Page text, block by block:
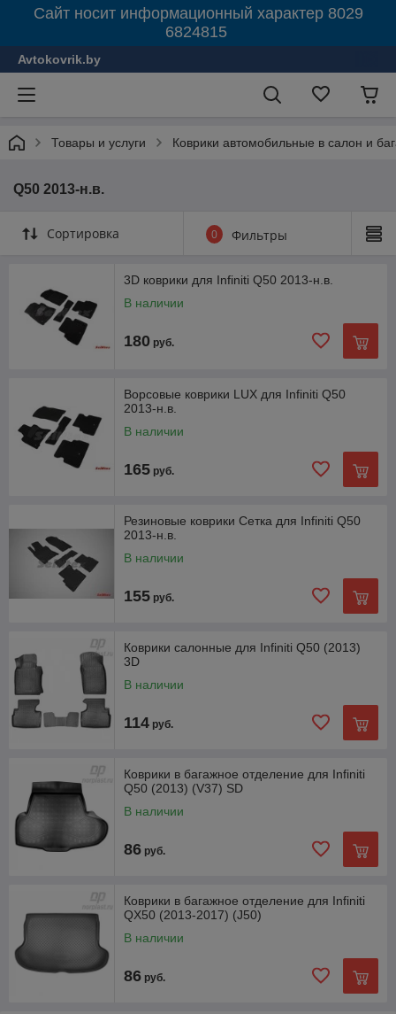
Сайт носит информационный характер 8029
6824815
Avtokovrik.by
Товары и услуги Коврики автомобильные в салон и
Q50 2013-н.в.
Сортировка 0 Фильтры
3D коврики для Infiniti Q50 2013-н.в.
В наличии
180 руб.
Ворсовые коврики LUX для Infiniti Q50
2013-н.в.
В наличии
165 руб.
Резиновые коврики Сетка для Infiniti Q50
2013-н.в.
В наличии
155 руб.
Коврики салонные для Infiniti Q50 (2013)
3D
В наличии
114 руб.
Коврики в багажное отделение для Infiniti
Q50 (2013) (V37) SD
В наличии
86 руб.
Коврики в багажное отделение для Infiniti
QX50 (2013-2017) (J50)
В наличии
86 руб.